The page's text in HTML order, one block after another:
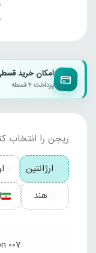
امکان خرید
پرداخت ۴ قسطه
ریجن را انتخاب
ارژانتین
هند
007 First Light Standard Edition